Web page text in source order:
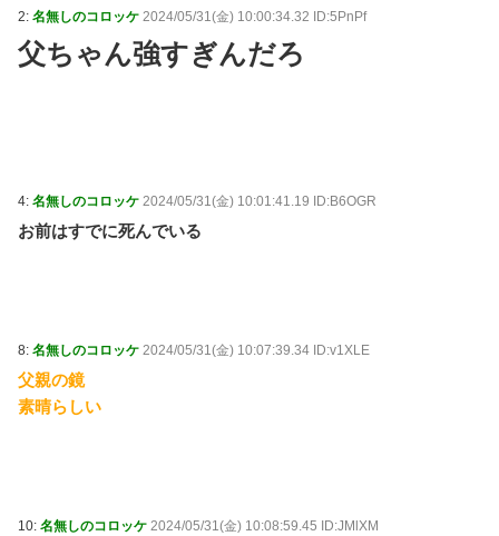
2: 名無しのコロッケ 2024/05/31(金) 10:00:34.32 ID:5PnPf
父ちゃん強すぎんだろ
4: 名無しのコロッケ 2024/05/31(金) 10:01:41.19 ID:B6OGR
お前はすでに死んでいる
8: 名無しのコロッケ 2024/05/31(金) 10:07:39.34 ID:v1XLE
父親の鏡
素晴らしい
10: 名無しのコロッケ 2024/05/31(金) 10:08:59.45 ID:JMlXM